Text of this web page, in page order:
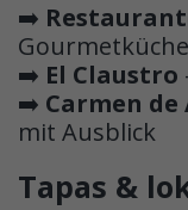
➡️
Gourmetküche
➡️ El Claustro
➡️ Carmen de
mit Ausblick
Tapas &